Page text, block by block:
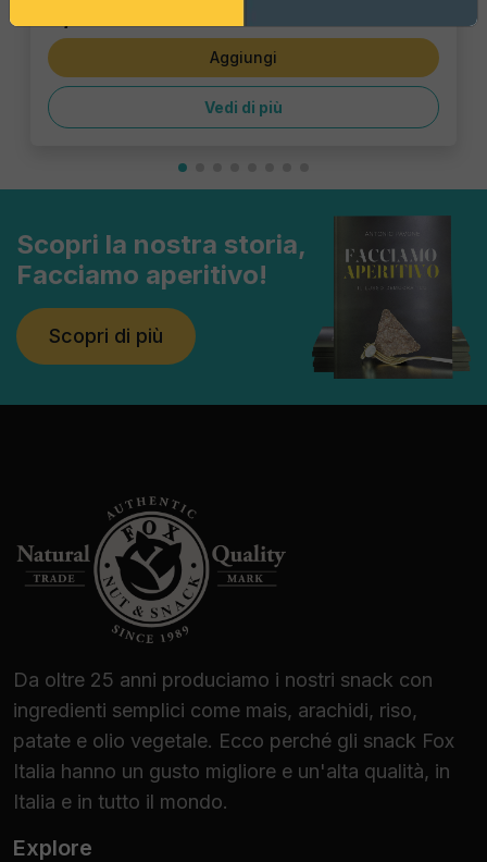
Aggiungi
Vedi di più
Scopri la nostra storia,
Facciamo aperitivo!
Scopri di più
Da oltre 25 anni produciamo i nostri snack con
ingredienti semplici come mais, arachidi, riso,
patate e olio vegetale. Ecco perché gli snack Fox
Italia hanno un gusto migliore e un'alta qualità, in
Italia e in tutto il mondo.
Explore